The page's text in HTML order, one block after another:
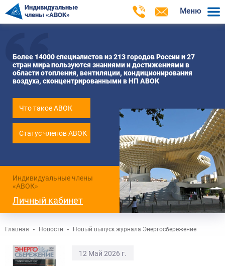
Индивидуальные
члены «АВОК»
Меню
Более 14000 специалистов из 213 городов России и 27
стран мира пользуются знаниями и достижениями в
области отопления, вентиляции, кондиционирования
воздуха, сконцентрированными в НП АВОК
Что такое АВОК
Статус членов АВОК
Индивидуальные члены
«АВОК»
Личный кабинет
Главная Новости Новый выпуск журнала Энергосбережение
12 Май 2026 г.